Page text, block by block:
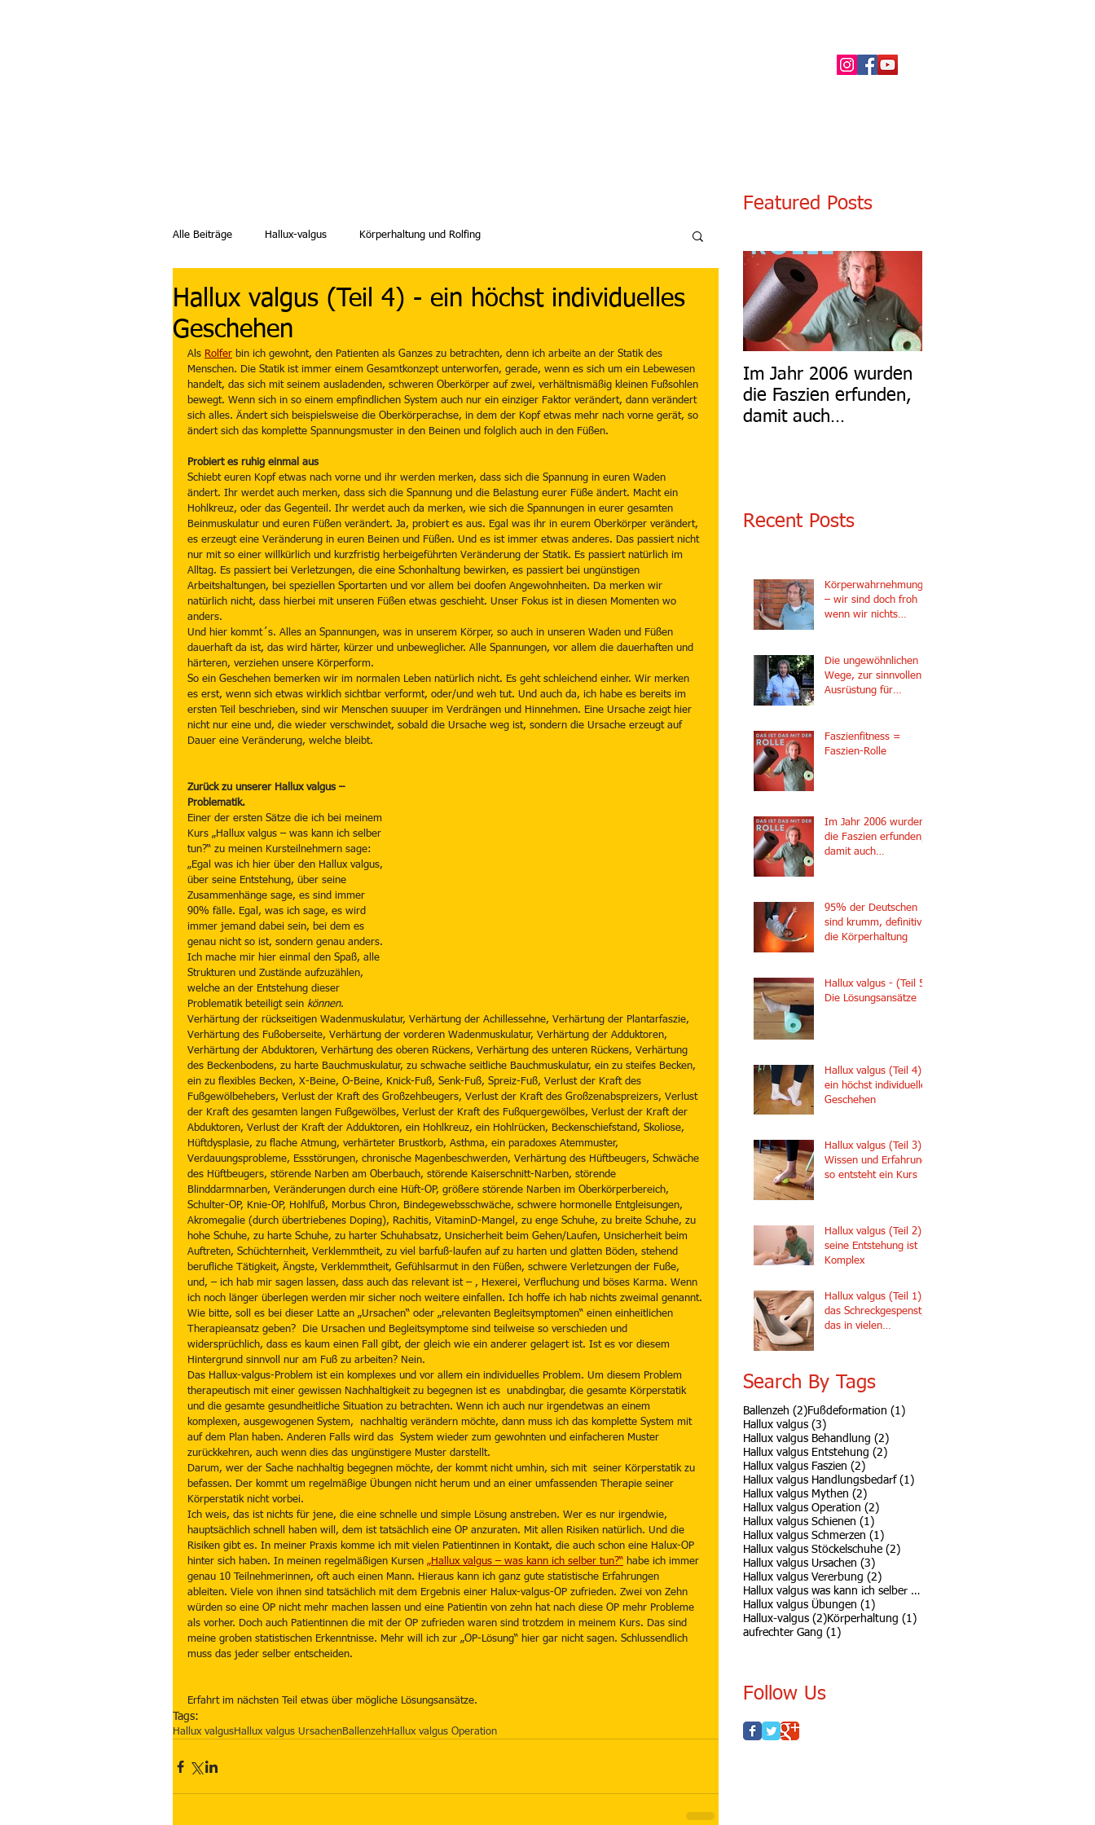
Alle Beiträge Hallux-valgus Körperhaltung und Rolfing
Hallux valgus (Teil 4) - ein höchst individuelles
Geschehen
Als Rolfer bin ich gewohnt, den Patienten als Ganzes zu betrachten, denn ich arbeite an der Statik des
Menschen. Die Statik ist immer einem Gesamtkonzept unterworfen, gerade, wenn es sich um ein Lebewesen
handelt, das sich mit seinem ausladenden, schweren Oberkörper auf zwei, verhältnismäßig kleinen Fußsohlen
bewegt. Wenn sich in so einem empfindlichen System auch nur ein einziger Faktor verändert, dann verändert
sich alles. Ändert sich beispielsweise die Oberkörperachse, in dem der Kopf etwas mehr nach vorne gerät, so
ändert sich das komplette Spannungsmuster in den Beinen und folglich auch in den Füßen.
Probiert es ruhig einmal aus
Schiebt euren Kopf etwas nach vorne und ihr werden merken, dass sich die Spannung in euren Waden
ändert. Ihr werdet auch merken, dass sich die Spannung und die Belastung eurer Füße ändert. Macht ein
Hohlkreuz, oder das Gegenteil. Ihr werdet auch da merken, wie sich die Spannungen in eurer gesamten
Beinmuskulatur und euren Füßen verändert. Ja, probiert es aus. Egal was ihr in eurem Oberkörper verändert,
es erzeugt eine Veränderung in euren Beinen und Füßen. Und es ist immer etwas anderes. Das passiert nicht
nur mit so einer willkürlich und kurzfristig herbeigeführten Veränderung der Statik. Es passiert natürlich im
Alltag. Es passiert bei Verletzungen, die eine Schonhaltung bewirken, es passiert bei ungünstigen
Arbeitshaltungen, bei speziellen Sportarten und vor allem bei doofen Angewohnheiten. Da merken wir
natürlich nicht, dass hierbei mit unseren Füßen etwas geschieht. Unser Fokus ist in diesen Momenten wo
anders.
Und hier kommt´s. Alles an Spannungen, was in unserem Körper, so auch in unseren Waden und Füßen
dauerhaft da ist, das wird härter, kürzer und unbeweglicher. Alle Spannungen, vor allem die dauerhaften und
härteren, verziehen unsere Körperform.
So ein Geschehen bemerken wir im normalen Leben natürlich nicht. Es geht schleichend einher. Wir merken
es erst, wenn sich etwas wirklich sichtbar verformt, oder/und weh tut. Und auch da, ich habe es bereits im
ersten Teil beschrieben, sind wir Menschen suuuper im Verdrängen und Hinnehmen. Eine Ursache zeigt hier
nicht nur eine und, die wieder verschwindet, sobald die Ursache weg ist, sondern die Ursache erzeugt auf
Dauer eine Veränderung, welche bleibt.
Zurück zu unserer Hallux valgus –
Problematik.
Einer der ersten Sätze die ich bei meinem
Kurs „Hallux valgus – was kann ich selber
tun?“ zu meinen Kursteilnehmern sage:
„Egal was ich hier über den Hallux valgus,
über seine Entstehung, über seine
Zusammenhänge sage, es sind immer
90% fälle. Egal, was ich sage, es wird
immer jemand dabei sein, bei dem es
genau nicht so ist, sondern genau anders.
Ich mache mir hier einmal den Spaß, alle
Strukturen und Zustände aufzuzählen,
welche an der Entstehung dieser
Problematik beteiligt sein können.
Verhärtung der rückseitigen Wadenmuskulatur, Verhärtung der Achillessehne, Verhärtung der Plantarfaszie,
Verhärtung des Fußoberseite, Verhärtung der vorderen Wadenmuskulatur, Verhärtung der Adduktoren,
Verhärtung der Abduktoren, Verhärtung des oberen Rückens, Verhärtung des unteren Rückens, Verhärtung
des Beckenbodens, zu harte Bauchmuskulatur, zu schwache seitliche Bauchmuskulatur, ein zu steifes Becken,
ein zu flexibles Becken, X-Beine, O-Beine, Knick-Fuß, Senk-Fuß, Spreiz-Fuß, Verlust der Kraft des
Fußgewölbehebers, Verlust der Kraft des Großzehbeugers, Verlust der Kraft des Großzenabspreizers, Verlust
der Kraft des gesamten langen Fußgewölbes, Verlust der Kraft des Fußquergewölbes, Verlust der Kraft der
Abduktoren, Verlust der Kraft der Adduktoren, ein Hohlkreuz, ein Hohlrücken, Beckenschiefstand, Skoliose,
Hüftdysplasie, zu flache Atmung, verhärteter Brustkorb, Asthma, ein paradoxes Atemmuster,
Verdauungsprobleme, Essstörungen, chronische Magenbeschwerden, Verhärtung des Hüftbeugers, Schwäche
des Hüftbeugers, störende Narben am Oberbauch, störende Kaiserschnitt-Narben, störende
Blinddarmnarben, Veränderungen durch eine Hüft-OP, größere störende Narben im Oberkörperbereich,
Schulter-OP, Knie-OP, Hohlfuß, Morbus Chron, Bindegewebsschwäche, schwere hormonelle Entgleisungen,
Akromegalie (durch übertriebenes Doping), Rachitis, VitaminD-Mangel, zu enge Schuhe, zu breite Schuhe, zu
hohe Schuhe, zu harte Schuhe, zu harter Schuhabsatz, Unsicherheit beim Gehen/Laufen, Unsicherheit beim
Auftreten, Schüchternheit, Verklemmtheit, zu viel barfuß-laufen auf zu harten und glatten Böden, stehend
berufliche Tätigkeit, Ängste, Verklemmtheit, Gefühlsarmut in den Füßen, schwere Verletzungen der Fuße,
und, – ich hab mir sagen lassen, dass auch das relevant ist – , Hexerei, Verfluchung und böses Karma. Wenn
ich noch länger überlegen werden mir sicher noch weitere einfallen. Ich hoffe ich hab nichts zweimal genannt.
Wie bitte, soll es bei dieser Latte an „Ursachen“ oder „relevanten Begleitsymptomen“ einen einheitlichen
Therapieansatz geben?  Die Ursachen und Begleitsymptome sind teilweise so verschieden und
widersprüchlich, dass es kaum einen Fall gibt, der gleich wie ein anderer gelagert ist. Ist es vor diesem
Hintergrund sinnvoll nur am Fuß zu arbeiten? Nein.
Das Hallux-valgus-Problem ist ein komplexes und vor allem ein individuelles Problem. Um diesem Problem
therapeutisch mit einer gewissen Nachhaltigkeit zu begegnen ist es  unabdingbar, die gesamte Körperstatik
und die gesamte gesundheitliche Situation zu betrachten. Wenn ich auch nur irgendetwas an einem
komplexen, ausgewogenen System,  nachhaltig verändern möchte, dann muss ich das komplette System mit
auf dem Plan haben. Anderen Falls wird das  System wieder zum gewohnten und einfacheren Muster
zurückkehren, auch wenn dies das ungünstigere Muster darstellt.
Darum, wer der Sache nachhaltig begegnen möchte, der kommt nicht umhin, sich mit  seiner Körperstatik zu
befassen. Der kommt um regelmäßige Übungen nicht herum und an einer umfassenden Therapie seiner
Körperstatik nicht vorbei.
Ich weis, das ist nichts für jene, die eine schnelle und simple Lösung anstreben. Wer es nur irgendwie,
hauptsächlich schnell haben will, dem ist tatsächlich eine OP anzuraten. Mit allen Risiken natürlich. Und die
Risiken gibt es. In meiner Praxis komme ich mit vielen Patientinnen in Kontakt, die auch schon eine Halux-OP
hinter sich haben. In meinen regelmäßigen Kursen „Hallux valgus – was kann ich selber tun?“ habe ich immer
genau 10 Teilnehmerinnen, oft auch einen Mann. Hieraus kann ich ganz gute statistische Erfahrungen
ableiten. Viele von ihnen sind tatsächlich mit dem Ergebnis einer Halux-valgus-OP zufrieden. Zwei von Zehn
würden so eine OP nicht mehr machen lassen und eine Patientin von zehn hat nach diese OP mehr Probleme
als vorher. Doch auch Patientinnen die mit der OP zufrieden waren sind trotzdem in meinem Kurs. Das sind
meine groben statistischen Erkenntnisse. Mehr will ich zur „OP-Lösung“ hier gar nicht sagen. Schlussendlich
muss das jeder selber entscheiden.
Erfahrt im nächsten Teil etwas über mögliche Lösungsansätze.
Tags:
Hallux valgusHallux valgus UrsachenBallenzehHallux valgus Operation
Featured Posts
Im Jahr 2006 wurden
die Faszien erfunden,
damit auch
Recent Posts
Körperwahrnehmung ?
– wir sind doch froh
wenn wir nichts
Die ungewöhnlichen
Wege, zur sinnvollen
Ausrüstung für
Ultraschalldiagnose
beim Heilpraktiker
Faszienfitness =
Faszien-Rolle
Im Jahr 2006 wurden
die Faszien erfunden,
damit auch
95% der Deutschen
sind krumm, definitiv
die Körperhaltung
Hallux valgus - (Teil 5)
Die Lösungsansätze
Hallux valgus (Teil 4) -
ein höchst individuelles
Geschehen
Hallux valgus (Teil 3) -
Wissen und Erfahrung,
so entsteht ein Kurs
Hallux valgus (Teil 2) -
seine Entstehung ist
Komplex
Hallux valgus (Teil 1),
das Schreckgespenst,
das in vielen
Search By Tags
Ballenzeh (2)2 Beiträge
Fußdeformation (1)1 Beitrag
Hallux valgus (3)3 Beiträge
Hallux valgus Behandlung (2)2 Beiträge
Hallux valgus Entstehung (2)2 Beiträge
Hallux valgus Faszien (2)2 Beiträge
Hallux valgus Handlungsbedarf (1)1 Beitrag
Hallux valgus Mythen (2)2 Beiträge
Hallux valgus Operation (2)2 Beiträge
Hallux valgus Schienen (1)1 Beitrag
Hallux valgus Schmerzen (1)1 Beitrag
Hallux valgus Stöckelschuhe (2)2 Beiträge
Hallux valgus Ursachen (3)3 Beiträge
Hallux valgus Vererbung (2)2 Beiträge
Hallux valgus was kann ich selber tun
Hallux valgus Übungen (1)1 Beitrag
Hallux-valgus (2)2 Beiträge
Körperhaltung (1)1 Beitrag
aufrechter Gang (1)1 Beitrag
Follow Us